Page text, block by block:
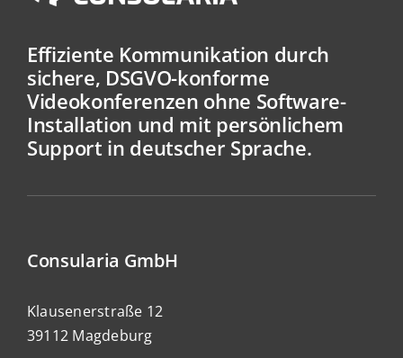
Effiziente Kommunikation durch
sichere, DSGVO-konforme
Videokonferenzen ohne Software-
Installation und mit persönlichem
Support in deutscher Sprache.
Consularia GmbH
Klausenerstraße 12
39112 Magdeburg